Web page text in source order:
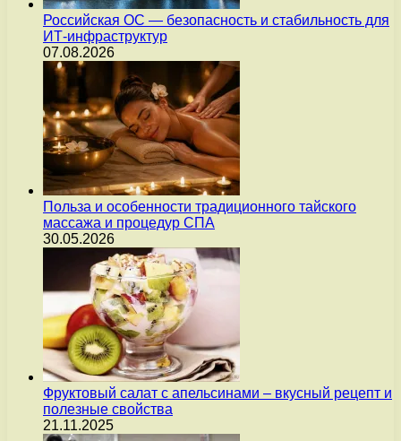
Российская ОС — безопасность и стабильность для
ИТ-инфраструктур
07.08.2026
Польза и особенности традиционного тайского
массажа и процедур СПА
30.05.2026
Фруктовый салат с апельсинами – вкусный рецепт и
полезные свойства
21.11.2025